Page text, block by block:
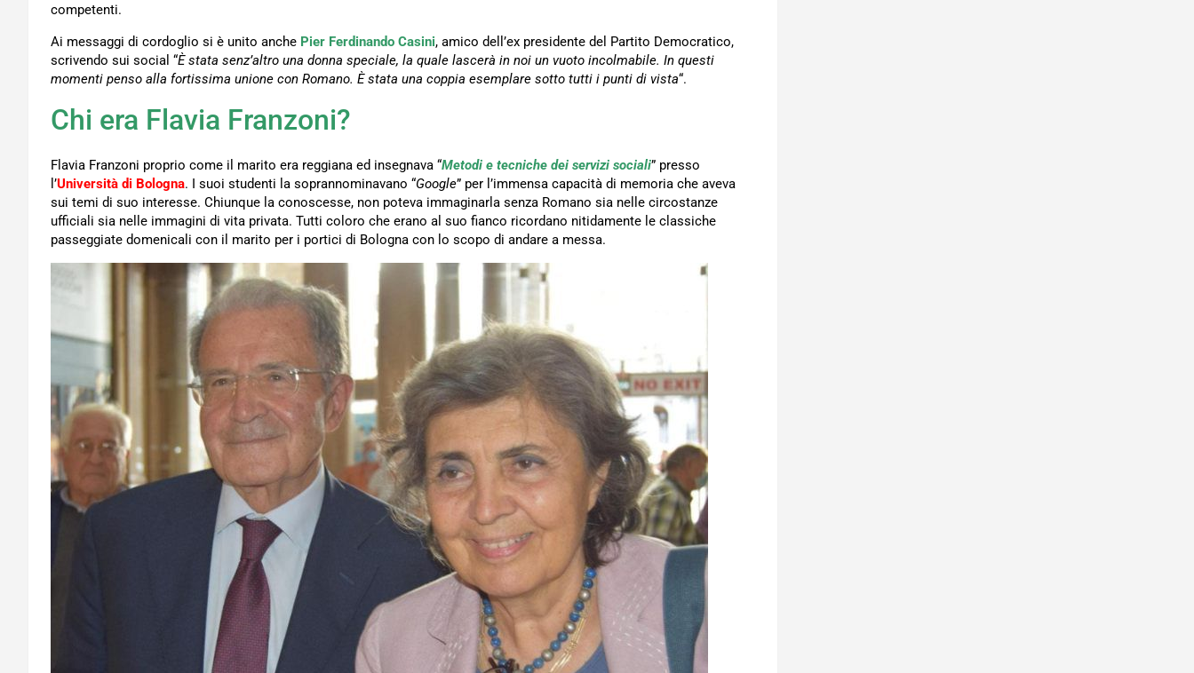
competenti.
Ai messaggi di cordoglio si è unito anche Pier Ferdinando Casini, amico dell’ex presidente del Partito Democratico,
scrivendo sui social “È stata senz’altro una donna speciale, la quale lascerà in noi un vuoto incolmabile. In questi
momenti penso alla fortissima unione con Romano. È stata una coppia esemplare sotto tutti i punti di vista“.
Chi era Flavia Franzoni?
Flavia Franzoni proprio come il marito era reggiana ed insegnava “Metodi e tecniche dei servizi sociali” presso
l’Università di Bologna. I suoi studenti la soprannominavano “Google” per l’immensa capacità di memoria che aveva
sui temi di suo interesse. Chiunque la conoscesse, non poteva immaginarla senza Romano sia nelle circostanze
ufficiali sia nelle immagini di vita privata. Tutti coloro che erano al suo fianco ricordano nitidamente le classiche
passeggiate domenicali con il marito per i portici di Bologna con lo scopo di andare a messa.